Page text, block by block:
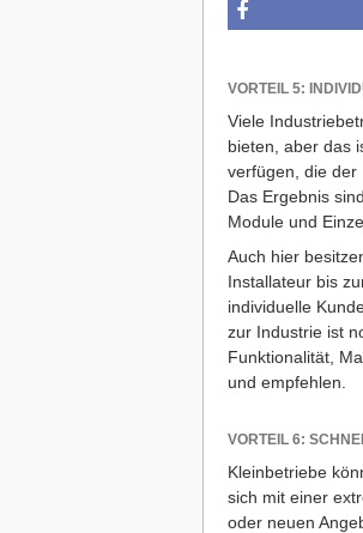
VORTEIL 5:
Viele
bieten, aber das
verfügen, die der
Das Ergebnis
Module und
Auch hier
Installateur bis
individuelle
zur Industrie ist
Funktionalität,
und empfehlen.
VORTEIL 6:
Kleinbetriebe
sich mit einer
oder neuen